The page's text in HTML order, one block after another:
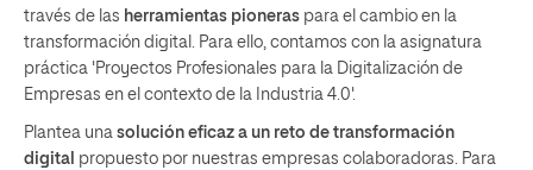
través de las herramientas pioneras para el cambio en la
transformación digital. Para ello, contamos con la asignatura
práctica 'Proyectos Profesionales para la Digitalización de
Empresas en el contexto de la Industria 4.0'.
Plantea una solución eficaz a un reto de transformación
digital propuesto por nuestras empresas colaboradoras. Para